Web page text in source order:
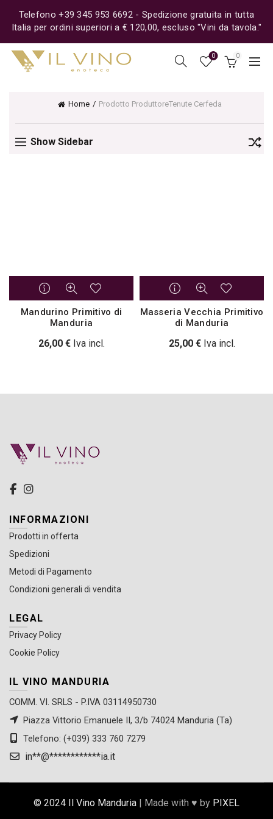
Telefono +39 345 953 6692 - Spedizione gratuita in tutta
Italia per ordini superiori a € 120,00, escluso "Vini da tavola."
0 0
Home Prodotto ProduttoreTenute Cerfeda
Show Sidebar
Mandurino Primitivo di
Manduria
26,00 € Iva incl.
Masseria Vecchia Primitivo
di Manduria
25,00 € Iva incl.
INFORMAZIONI
Prodotti in offerta
Spedizioni
Metodi di Pagamento
Condizioni generali di vendita
LEGAL
Privacy Policy
Cookie Policy
IL VINO MANDURIA
COMM. VI. SRLS - P.IVA 03114950730
Piazza Vittorio Emanuele II, 3/b 74024 Manduria (Ta)
Telefono: (+039) 333 760 7279
in**@************ia.it
© 2024 Il Vino Manduria | Made with ♥ by PIXEL